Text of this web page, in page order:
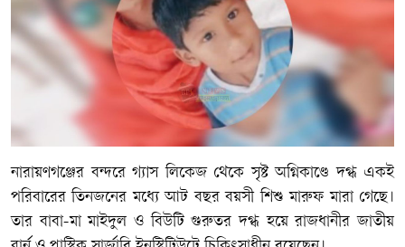
নারায়ণগঞ্জের বন্দরে গ্যাস লিকেজ থেকে সৃষ্ট অগ্নিকাণ্ডে দগ্ধ একই
পরিবারের তিনজনের মধ্যে আট বছর বয়সী শিশু মারুফ মারা গেছে।
তার বাবা-মা মাইদুল ও বিউটি গুরুতর দগ্ধ হয়ে রাজধানীর জাতীয়